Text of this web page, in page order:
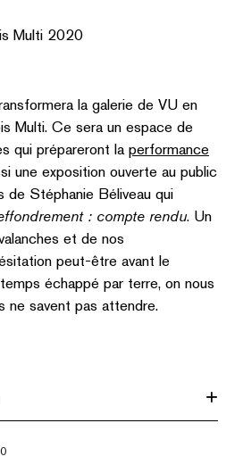
Multi 2020
la galerie de VU en
Multi. Ce sera un espace de
qui prépareront la performance
une exposition ouverte au public
de Stéphanie Béliveau qui
: compte rendu. Un
et de nos
peut-être avant le
échappé par terre, on nous
ne savent pas attendre.